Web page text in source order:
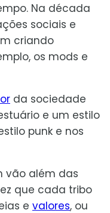
Na década
sociais e
criando
os mods e
da sociedade
e um estilo
punk e nos
vão além das
que cada tribo
e valores, ou